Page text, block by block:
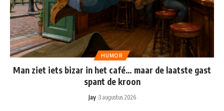
HUMOR
Man ziet iets bizar in het café… maar de laatste gast
spant de kroon
Jay 3 augustus 2026